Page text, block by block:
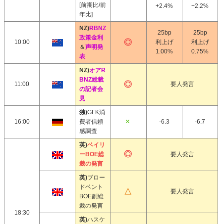
[前期比/前
年比]
+2.4% +2.2%
10:00
NZ)RBNZ
政策金利
＆声明発
表
25bp
利上げ
1.00%
25bp
利上げ
0.75%
11:00
NZ)オアR
BNZ総裁
の記者会
見
要人発言
16:00
独)GFK消
費者信頼
感調査
-6.3 -6.7
18:30
英)ベイリ
ーBOE総
裁の発言
要人発言
英)ブロー
ドベント
BOE副総
裁の発言
要人発言
英)ハスケ